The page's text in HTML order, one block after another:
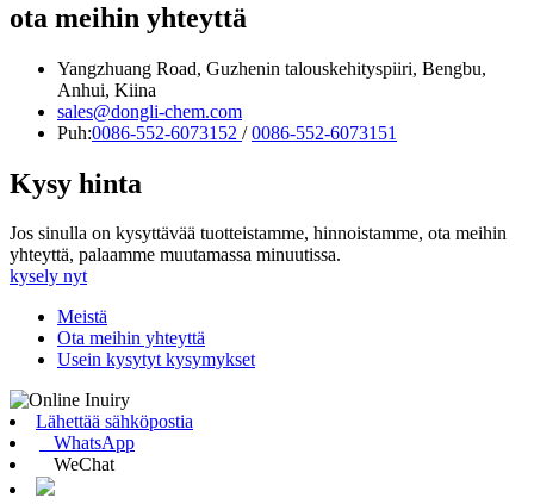
ota meihin yhteyttä
Yangzhuang Road, Guzhenin talouskehityspiiri, Bengbu,
Anhui, Kiina
sales@dongli-chem.com
Puh:0086-552-6073152 /0086-552-6073151
Kysy hinta
Jos sinulla on kysyttävää tuotteistamme, hinnoistamme, ota meihin
yhteyttä, palaamme muutamassa minuutissa.
kysely nyt
Meistä
Ota meihin yhteyttä
Usein kysytyt kysymykset
Lähettää sähköpostia
WhatsApp
WeChat